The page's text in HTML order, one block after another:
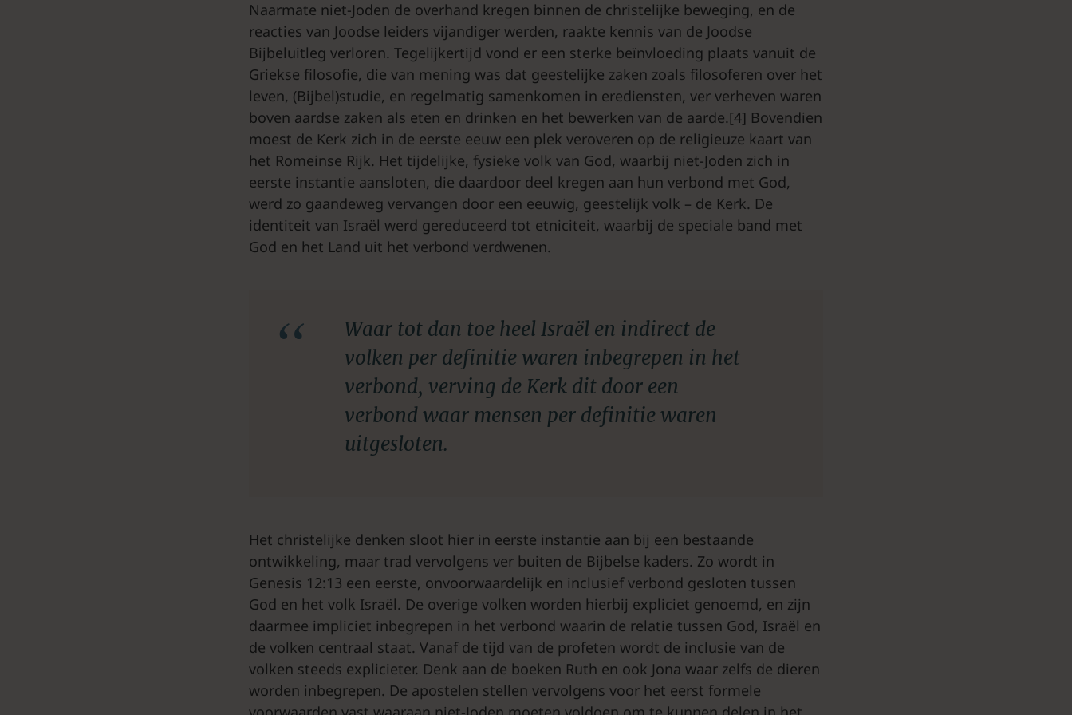
Naarmate niet-Joden de overhand kregen binnen de christelijke beweging, en de
reacties van Joodse leiders vijandiger werden, raakte kennis van de Joodse
Bijbeluitleg verloren. Tegelijkertijd vond er een sterke beïnvloeding plaats vanuit de
Griekse filosofie, die van mening was dat geestelijke zaken zoals filosoferen over het
leven, (Bijbel)studie, en regelmatig samenkomen in erediensten, ver verheven waren
boven aardse zaken als eten en drinken en het bewerken van de aarde.[4] Bovendien
moest de Kerk zich in de eerste eeuw een plek veroveren op de religieuze kaart van
het Romeinse Rijk. Het tijdelijke, fysieke volk van God, waarbij niet-Joden zich in
eerste instantie aansloten, die daardoor deel kregen aan hun verbond met God,
werd zo gaandeweg vervangen door een eeuwig, geestelijk volk – de Kerk. De
identiteit van Israël werd gereduceerd tot etniciteit, waarbij de speciale band met
God en het Land uit het verbond verdwenen.
Waar tot dan toe heel Israël en indirect de
volken per definitie waren inbegrepen in het
verbond, verving de Kerk dit door een
verbond waar mensen per definitie waren
uitgesloten.
Het christelijke denken sloot hier in eerste instantie aan bij een bestaande
ontwikkeling, maar trad vervolgens ver buiten de Bijbelse kaders. Zo wordt in
Genesis 12:13 een eerste, onvoorwaardelijk en inclusief verbond gesloten tussen
God en het volk Israël. De overige volken worden hierbij expliciet genoemd, en zijn
daarmee impliciet inbegrepen in het verbond waarin de relatie tussen God, Israël en
de volken centraal staat. Vanaf de tijd van de profeten wordt de inclusie van de
volken steeds explicieter. Denk aan de boeken Ruth en ook Jona waar zelfs de dieren
worden inbegrepen. De apostelen stellen vervolgens voor het eerst formele